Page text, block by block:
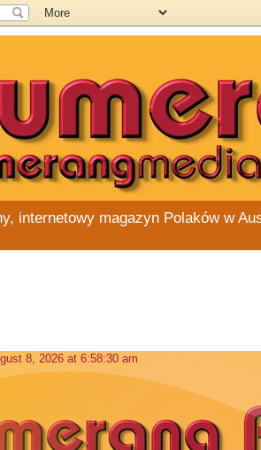
internetowy magazyn Polaków w